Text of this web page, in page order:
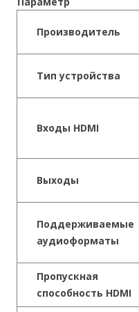
Производитель
Тип устройства
Входы HDMI
Выходы
Поддерживаемые
аудиоформаты
Пропускная
способность HDMI